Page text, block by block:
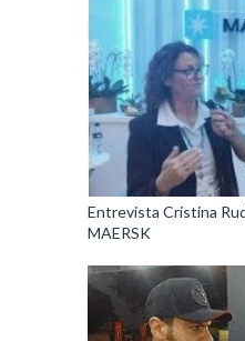
Entrevista Cristina
MAERSK